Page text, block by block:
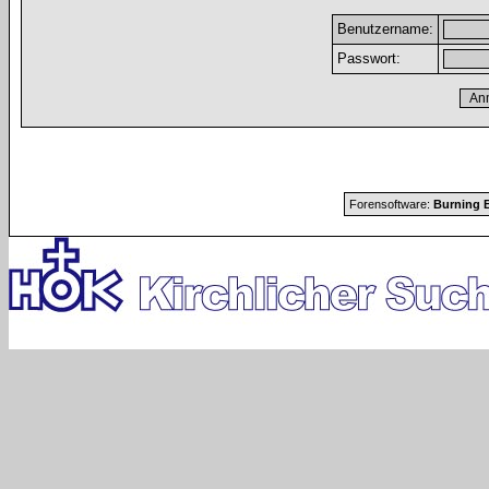
Benutzername:
Passwort:
Forensoftware: Burning